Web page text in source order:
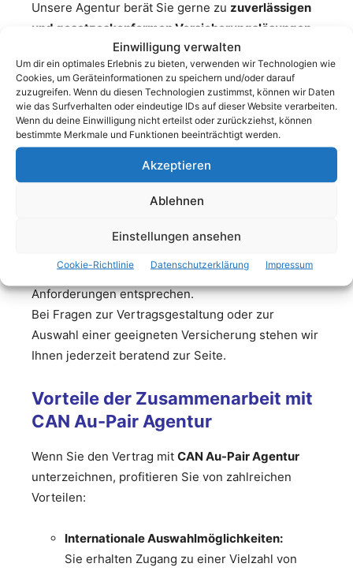
Einwilligung verwalten
Um dir ein optimales Erlebnis zu bieten, verwenden wir Technologien wie
Cookies, um Geräteinformationen zu speichern und/oder darauf
zuzugreifen. Wenn du diesen Technologien zustimmst, können wir Daten
wie das Surfverhalten oder eindeutige IDs auf dieser Website verarbeiten.
Wenn du deine Einwilligung nicht erteilst oder zurückziehst, können
bestimmte Merkmale und Funktionen beeinträchtigt werden.
Akzeptieren
Ablehnen
Einstellungen ansehen
Cookie-Richtlinie Datenschutzerklärung Impressum
Unsere Agentur berät Sie gerne zu zuverlässigen
und gesetzeskonformen Versicherungslösungen
die speziell auf Au-pair-Aufenthalte zugeschnitten
sind.
Au Pair
Agentur
pair-Vertragzur Verfügung, die den gesetzlichen
Anforderungen entsprechen.
Bei Fragen zur Vertragsgestaltung oder zur
Auswahl einer geeigneten Versicherung stehen wir
Ihnen jederzeit beratend zur Seite.
Vorteile der Zusammenarbeit mit
CAN Au-Pair Agentur
Wenn Sie den Vertrag mit CAN Au-Pair Agentur
unterzeichnen, profitieren Sie von zahlreichen
Vorteilen:
Internationale Auswahlmöglichkeiten:
Sie erhalten Zugang zu einer Vielzahl von